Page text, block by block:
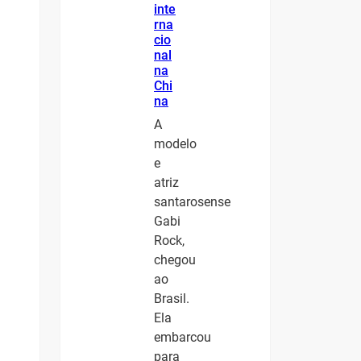
inte
rna
cio
nal
na
Chi
na
A
modelo
e
atriz
santarosense
Gabi
Rock,
chegou
ao
Brasil.
Ela
embarcou
para